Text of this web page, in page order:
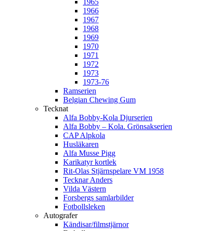
1965
1966
1967
1968
1969
1970
1971
1972
1973
1973-76
Ramserien
Belgian Chewing Gum
Tecknat
Alfa Bobby-Kola Djurserien
Alfa Bobby – Kola. Grönsakserien
CAP Alpkola
Husläkaren
Alfa Musse Pigg
Karikatyr kortlek
Rit-Olas Stjärnspelare VM 1958
Tecknar Anders
Vilda Västern
Forsbergs samlarbilder
Fotbollsleken
Autografer
Kändisar/filmstjärnor